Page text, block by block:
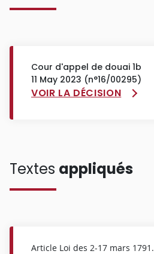
Cour d'appel de douai 1b
11 May 2023 (n°16/00295)
VOIR LA DÉCISION
Textes appliqués
Article Loi des 2-17 mars 1791.